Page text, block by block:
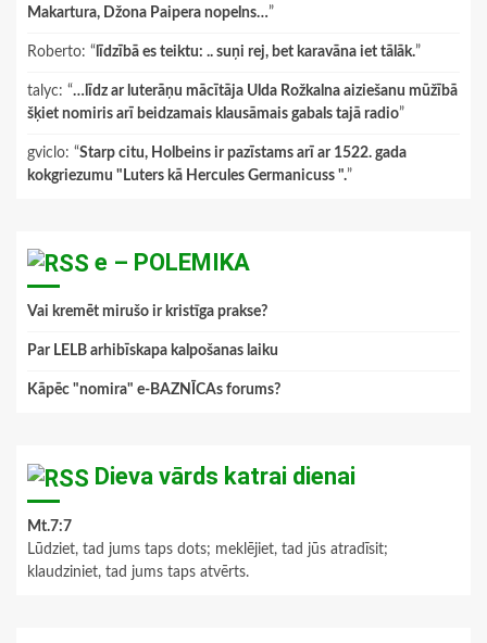
Makartura, Džona Paipera nopelns…”
Roberto: “ līdzībā es teiktu: .. suņi rej, bet karavāna iet tālāk.”
talyc: “…līdz ar luterāņu mācītāja Ulda Rožkalna aiziešanu mūžībā
šķiet nomiris arī beidzamais klausāmais gabals tajā radio”
gviclo: “Starp citu, Holbeins ir pazīstams arī ar 1522. gada
kokgriezumu "Luters kā Hercules Germanicuss ".”
e – POLEMIKA
Vai kremēt mirušo ir kristīga prakse?
Par LELB arhibīskapa kalpošanas laiku
Kāpēc "nomira" e-BAZNĪCAs forums?
Dieva vārds katrai dienai
Mt.7:7
Lūdziet, tad jums taps dots; meklējiet, tad jūs atradīsit;
klaudziniet, tad jums taps atvērts.